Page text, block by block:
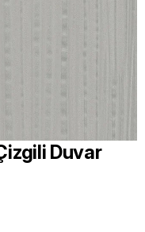
Duvar